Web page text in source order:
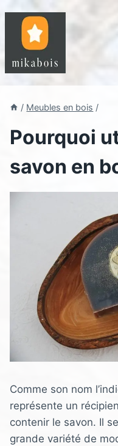
contenu
/ Meubles en bois /
Pourquoi
savon en
Comme son nom
représente un
contenir le savon. Il
grande variété de